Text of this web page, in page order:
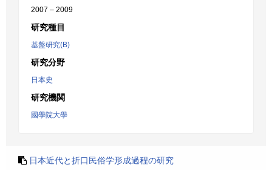
2007 – 2009
研究種目
基盤研究(B)
研究分野
日本史
研究機関
國學院大學
日本近代と折口民俗学形成過程の研究